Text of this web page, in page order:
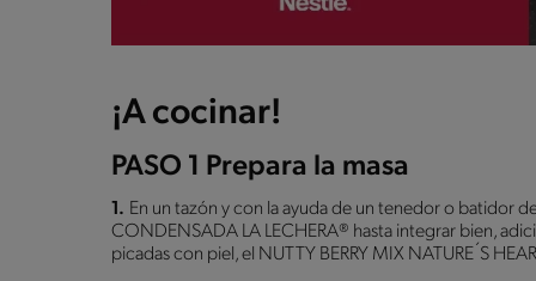
¡A cocinar!
PASO 1 Prepara la masa
1. En un tazón y con la ayuda de un tenedor o batidor
CONDENSADA LA LECHERA® hasta integrar bien,
picadas con piel, el NUTTY BERRY MIX NATURE´S